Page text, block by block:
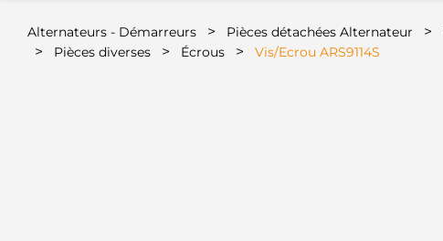
Alternateurs - Démarreurs > Pièces détachées Alternateur >
> Pièces diverses > Écrous > Vis/Ecrou ARS9114S